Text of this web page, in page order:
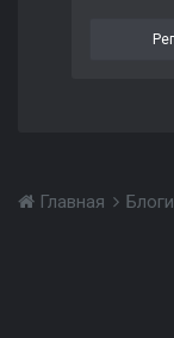
Главная Блоги